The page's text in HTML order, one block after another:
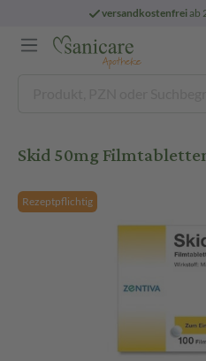
versandkostenfreiab
Skid 50mg
Rezeptpflichtig